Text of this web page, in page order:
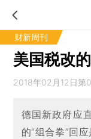
财新周刊
美国税改
2018年02月12日第
德国新政府应
的“组合拳”回